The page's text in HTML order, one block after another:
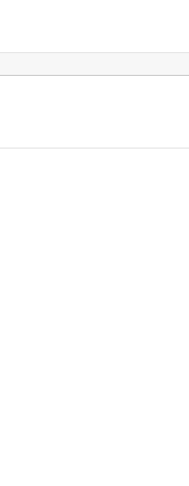
乐器行。
解决的麻
甚至偶尔充
的糖果、一